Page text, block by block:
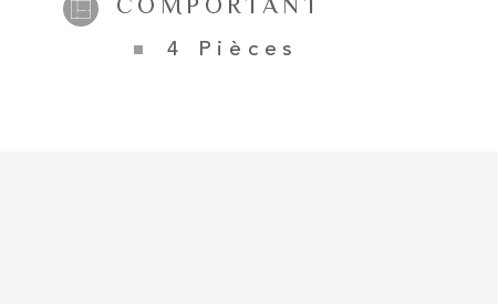
4 Pièces